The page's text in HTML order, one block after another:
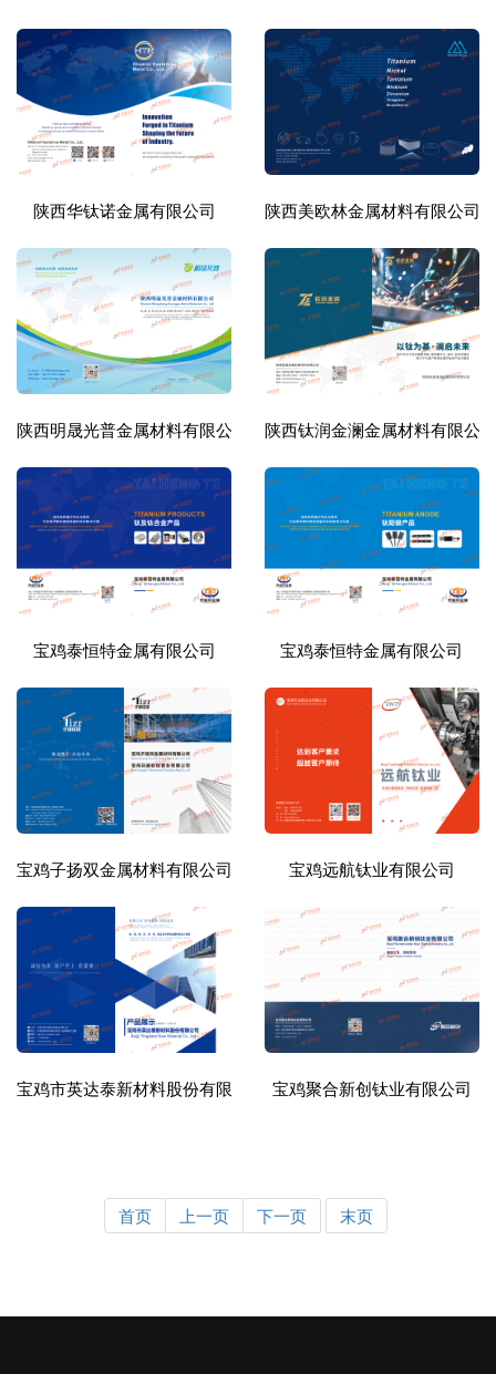
陕西华钛诺金属有限公司 陕西美欧林金属材料有限公司
陕西明晟光普金属材料有限公司 陕西钛润金澜金属材料有限公司
宝鸡泰恒特金属有限公司 宝鸡泰恒特金属有限公司
宝鸡子扬双金属材料有限公司 宝鸡远航钛业有限公司
宝鸡市英达泰新材料股份有限公司 宝鸡聚合新创钛业有限公司
首页 上一页 下一页 末页